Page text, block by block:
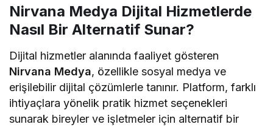
Nirvana Medya Dijital Hizmetlerde
Nasıl Bir Alternatif Sunar?
Dijital hizmetler alanında faaliyet gösteren
Nirvana Medya, özellikle sosyal medya ve
erişilebilir dijital çözümlerle tanınır. Platform, farklı
ihtiyaçlara yönelik pratik hizmet seçenekleri
sunarak bireyler ve işletmeler için alternatif bir